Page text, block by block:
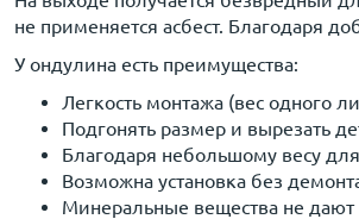
не применяется асбест. Благодаря
У ондулина есть преимущества:
Легкость монтажа (вес одного
Подгонять размер и вырезать
Благодаря небольшому весу
Возможна установка без
Минеральные вещества не дают